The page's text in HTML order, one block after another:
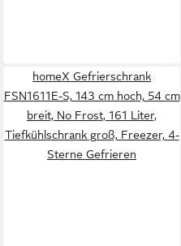
homeX Gefrierschrank
FSN1611E-S, 143 cm hoch, 54 cm
breit, No Frost, 161 Liter,
Tiefkühlschrank groß, Freezer, 4-
Sterne Gefrieren